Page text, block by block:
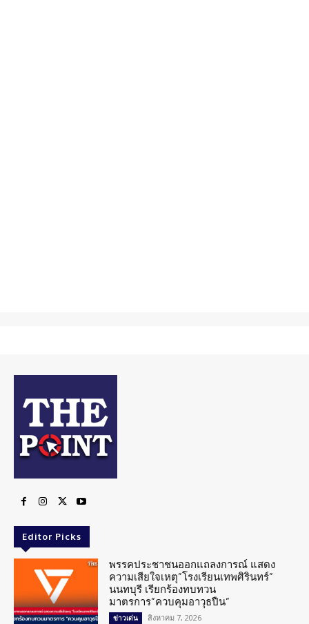
Editor Picks
พรรคประชาชนออกแถลงการณ์ แสดง
ความเสียใจเหตุ”โรงเรียนเทพศิรินทร์”
นนทบุรี เรียกร้องทบทวน
มาตรการ”ควบคุมอาวุธปืน”
ข่าวเด่น สิงหาคม 7, 2026